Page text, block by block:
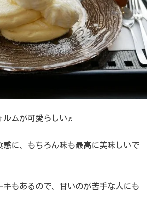
ルムが可愛らしい♬
感に、もちろん味も最高に美味しいで
キもあるので、甘いのが苦手な人にも